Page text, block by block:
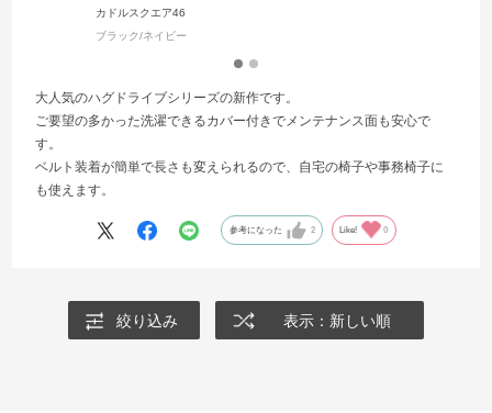
カドルスクエア46
ブラック/ネイビー
大人気のハグドライブシリーズの新作です。
ご要望の多かった洗濯できるカバー付きでメンテナンス面も安心で
す。
ベルト装着が簡単で長さも変えられるので、自宅の椅子や事務椅子に
も使えます。
参考になった 2 Like! 0
絞り込み 表示：新しい順